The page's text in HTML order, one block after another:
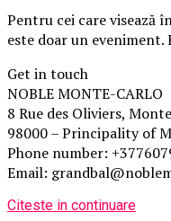
Pentru cei care visează
este doar un
Get in touch
NOBLE MONTE-CARLO
8 Rue des Oliviers,
98000 – Principality of
Phone number:
Email:
Citeste in continuare